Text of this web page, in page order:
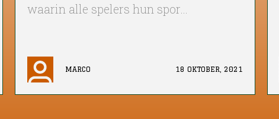
waarin alle spelers hun spor…
MARCO 18 OKTOBER, 2021